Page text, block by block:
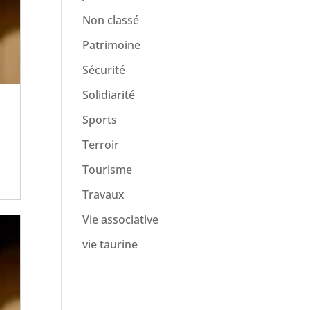
Non classé
Patrimoine
Sécurité
Solidiarité
Sports
Terroir
Tourisme
Travaux
Vie associative
vie taurine